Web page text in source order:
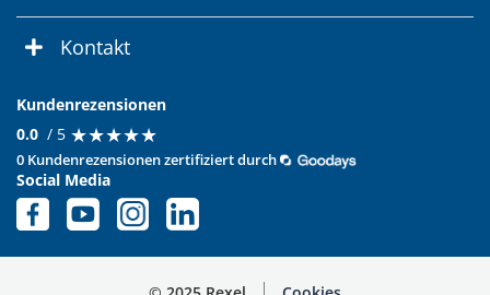
Kontakt
Kundenrezensionen
0.0 / 5 ★★★★★
★★★★★
0 Kundenrezensionen zertifiziert durch
Social Media